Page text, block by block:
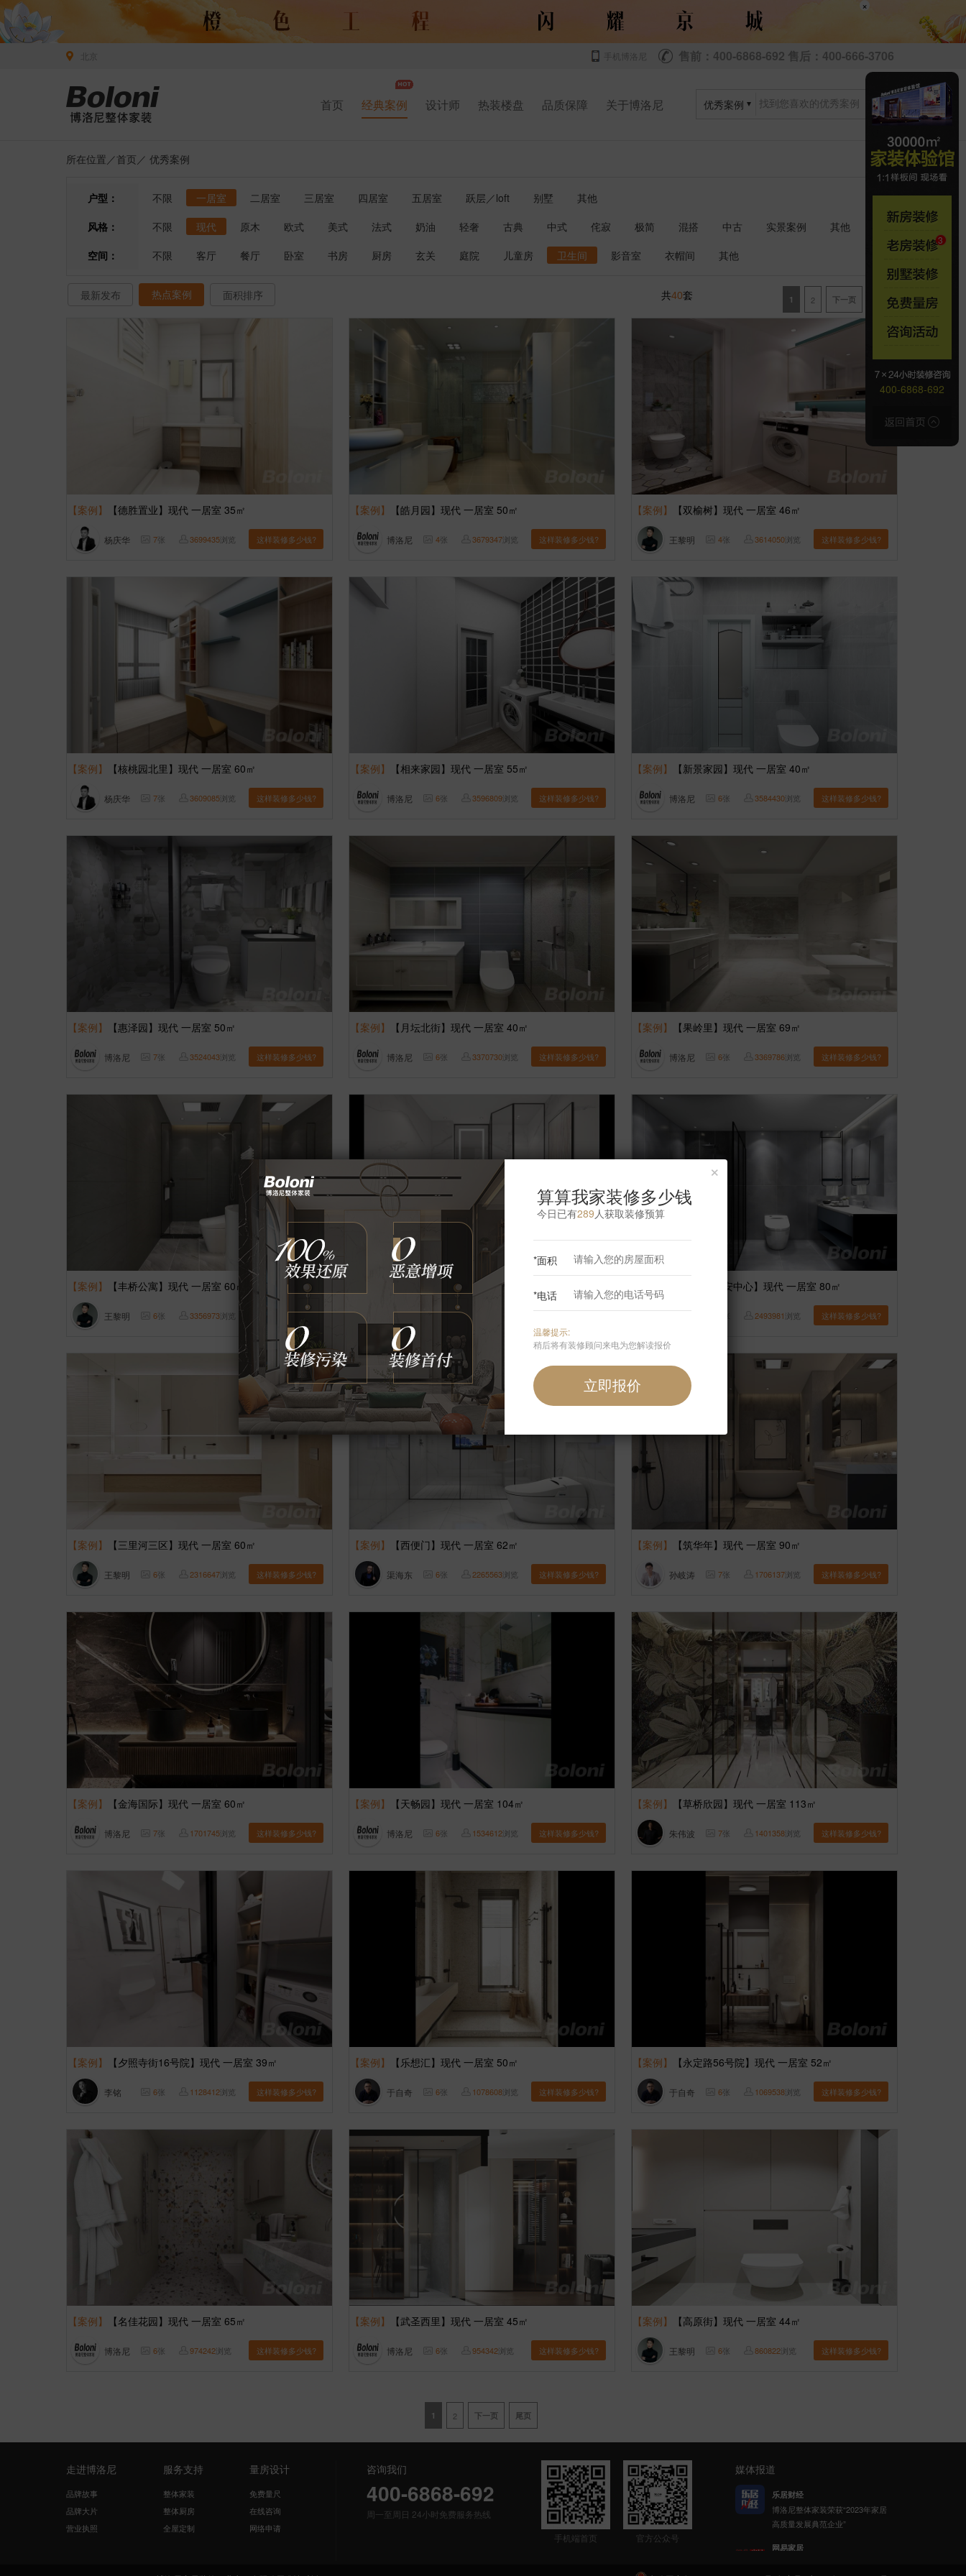
×
手机博洛尼 售前：400-6868-692 售后：400-666-3706
首页 经典案例 设计师 热装楼盘 品质保障 关于博洛尼 优秀案例
所在位置／首页 ／ 优秀案例
户型： 不限 一居室 二居室 三居室 四居室 五居室 跃层／loft 别墅
其他
风格：
不限 现代 原木 欧式 美式 法式 奶油 轻奢 古典 中式 侘寂 极简 混搭 中古 实景案例
其他
空间：
不限 客厅 餐厅 卧室 书房 厨房 玄关 庭院 儿童房 卫生间 影音室 衣帽间 其他
最新发布 热点案例 面积排序 共40套 1 2 下一页 尾页
【案例】 【德胜置业】现代 一居室 35㎡
杨庆华 7张 3699435浏览 这样装修多少钱?
【案例】 【皓月园】现代 一居室 50㎡
博洛尼 4张 3679347浏览 这样装修多少钱?
【案例】 【双榆树】现代 一居室 46㎡
王黎明 4张 3614050浏览 这样装修多少钱?
【案例】 【核桃园北里】现代 一居室 60㎡
杨庆华 7张 3609085浏览 这样装修多少钱?
【案例】 【相来家园】现代 一居室 55㎡
博洛尼 6张 3596809浏览 这样装修多少钱?
【案例】 【新景家园】现代 一居室 40㎡
博洛尼 6张 3584430浏览 这样装修多少钱?
【案例】 【惠泽园】现代 一居室 50㎡
博洛尼 7张 3524043浏览 这样装修多少钱?
【案例】 【月坛北街】现代 一居室 40㎡
博洛尼 6张 3370730浏览 这样装修多少钱?
【案例】 【果岭里】现代 一居室 69㎡
博洛尼 6张 3369786浏览 这样装修多少钱?
【案例】 【丰桥公寓】现代 一居室 60㎡
王黎明 6张 3356973浏览 这样装修多少钱?
【新怡家园】现代 一居室 50㎡
博洛尼 7张
【案例】 【金融街长安中心】现代 一居室 80㎡
2493981浏览 这样装修多少钱?
【案例】 【三里河三区】现代 一居室 60㎡
王黎明 6张 2316647浏览 这样装修多少钱?
【案例】 【西便门】现代 一居室 62㎡
渠海东 6张 2265563浏览 这样装修多少钱?
【案例】 【筑华年】现代 一居室 90㎡
孙岐涛 7张 1706137浏览 这样装修多少钱?
【案例】 【金海国际】现代 一居室 60㎡
博洛尼 7张 1701745浏览 这样装修多少钱?
【案例】 【天畅园】现代 一居室 104㎡
博洛尼 6张 1534612浏览 这样装修多少钱?
【案例】 【草桥欣园】现代 一居室 113㎡
朱伟波 7张 1401358浏览 这样装修多少钱?
【案例】 【夕照寺街16号院】现代 一居室 39㎡
李铭 6张 1128412浏览 这样装修多少钱?
【案例】 【乐想汇】现代 一居室 50㎡
于自奇 6张 1078608浏览 这样装修多少钱?
【案例】 【永定路56号院】现代 一居室 52㎡
于自奇 6张 1069538浏览 这样装修多少钱?
【案例】 【名佳花园】现代 一居室 65㎡
博洛尼 6张 974242浏览 这样装修多少钱?
【案例】 【武圣西里】现代 一居室 45㎡
博洛尼 6张 954342浏览 这样装修多少钱?
【案例】 【高原街】现代 一居室 44㎡
王黎明 6张 860822浏览 这样装修多少钱?
1 2 下一页 尾页
走进博洛尼
品牌故事
品牌大片
营业执照
服务支持
整体家装
整体厨房
全屋定制
量房设计
免费量尺
在线咨询
网络申请
咨询我们
400-6868-692
周一至周日 24小时免费服务热线
手机端首页
官方公众号
媒体报道
网易家居
博洛尼携手网易公益发起「健康
呼吸计划」
新浪家居
400-6868-692
×
算算我家装修多少钱
今日已有289 人获取装修预算
*面积
*电话
温馨提示:
稍后将有装修顾问来电为您解读报价